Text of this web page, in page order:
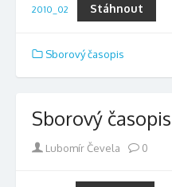
2010_02 Stáhnout
Sborový časopis
Sborový
AuthorLubomír Čevela 0